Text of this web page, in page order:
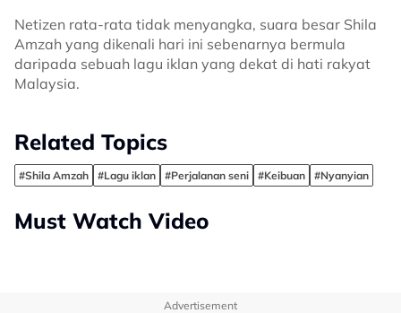
Netizen rata-rata tidak menyangka, suara besar Shila
Amzah yang dikenali hari ini sebenarnya bermula
daripada sebuah lagu iklan yang dekat di hati rakyat
Malaysia.
Related Topics
#Shila Amzah #Lagu iklan #Perjalanan seni #Keibuan #Nyanyian
Must Watch Video
Advertisement